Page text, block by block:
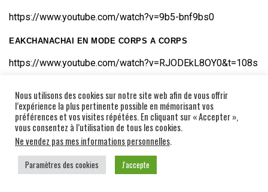
https://www.youtube.com/watch?v=9b5-bnf9bs0
EAKCHANACHAI EN MODE CORPS A CORPS
https://www.youtube.com/watch?v=RJODEkL8OY0&t=108s
Nous utilisons des cookies sur notre site web afin de vous offrir
l’expérience la plus pertinente possible en mémorisant vos
préférences et vos visites répétées. En cliquant sur « Accepter »,
vous consentez à l’utilisation de tous les cookies.
Ne vendez pas mes informations personnelles.
Paramètres des cookies J'accepte